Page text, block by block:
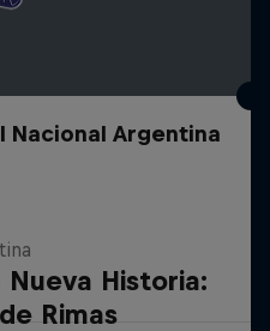
Nacional Argentina
Historia:
Rimas